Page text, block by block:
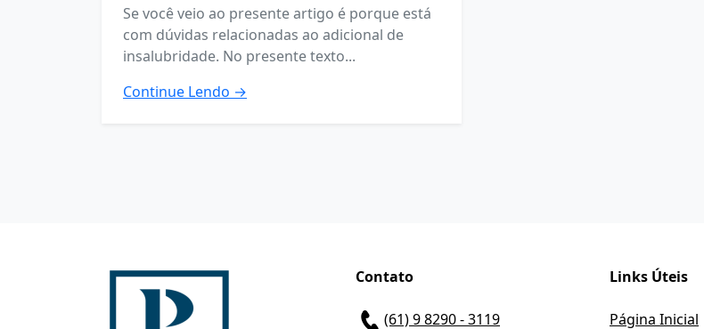
Se você veio ao presente artigo é porque está
com dúvidas relacionadas ao adicional de
insalubridade. No presente texto...
Continue Lendo →
Contato
(61) 9 8290 - 3119
Links Úteis
Página Inicial